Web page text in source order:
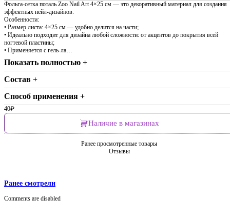
Фольга-сетка поталь Zoo Nail Art 4×25 см — это декоративный материал для создания
эффектных нейл-дизайнов.
Особенности:
• Размер листа: 4×25 см — удобно делится на части;
• Идеально подходит для дизайна любой сложности: от акцентов до покрытия всей
ногтевой пластины;
• Применяется с гель-ла…
Показать полностью +
Состав +
Способ применения +
40₽
Наличие в магазинах
Ранее просмотренные товары
Отзывы
Ранее смотрели
Comments are disabled